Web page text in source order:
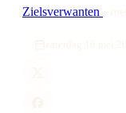
Zielsverwanten